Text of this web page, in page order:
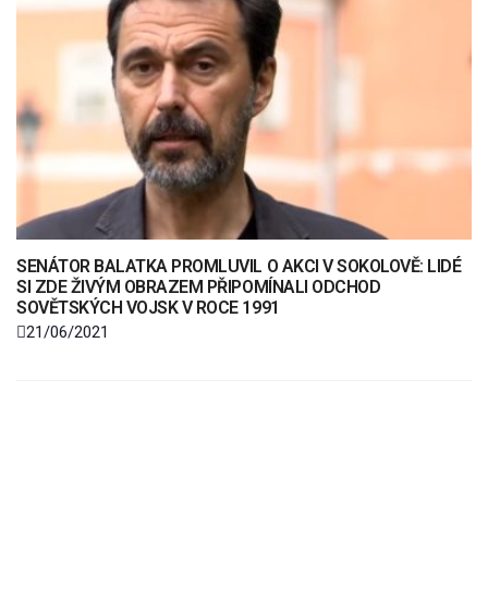
SENÁTOR BALATKA PROMLUVIL O AKCI V SOKOLOVĚ: LIDÉ
SI ZDE ŽIVÝM OBRAZEM PŘIPOMÍNALI ODCHOD
SOVĚTSKÝCH VOJSK V ROCE 1991
21/06/2021